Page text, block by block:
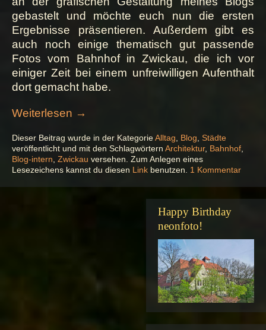
Happy Birthday
neonfoto!
gebastelt und möchte euch nun die ersten
Ergebnisse präsentieren. Außerdem gibt es
auch noch einige thematisch gut passende
Fotos vom Bahnhof in Zwickau, die ich vor
einiger Zeit bei einem unfreiwilligen Aufenthalt
dort gemacht habe.
Weiterlesen „Alles
–
so
schön
neu!“
→
Dieser Beitrag wurde in der KategorieAlltag, Blog, Städte
veröffentlicht und mit den Schlagwörtern Architektur, Bahnhof,
Blog-intern, Zwickau versehen. Zum Anlegen eines
Lesezeichens kannst du diesen Link benutzen. 1 Kommentarzu
–